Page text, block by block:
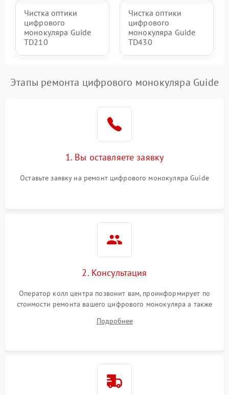
Чистка оптики
цифрового
монокуляра Guide
TD210
Чистка оптики
цифрового
монокуляра Guide
TD430
Этапы ремонта цифрового монокуляра Guide
1. Вы оставляете заявку
Оставьте заявку на ремонт цифрового монокуляра Guide
2. Консультация
Оператор колл центра позвонит вам, проинформирует по
стоимости ремонта вашего цифрового монокуляра а также
Подробнее